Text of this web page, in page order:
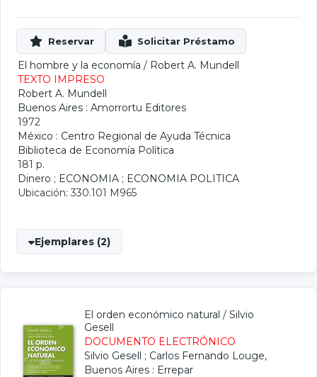
El hombre y la economía / Robert A. Mundell
TEXTO IMPRESO
Robert A. Mundell
Buenos Aires : Amorrortu Editores
1972
México : Centro Regional de Ayuda Técnica
Biblioteca de Economía Política
181 p.
Dinero ; ECONOMIA ; ECONOMIA POLITICA
Ubicación: 330.101 M965
Ejemplares (2)
El orden económico natural / Silvio
Gesell
DOCUMENTO ELECTRÓNICO
Silvio Gesell ; Carlos Fernando Louge,
Buenos Aires : Errepar